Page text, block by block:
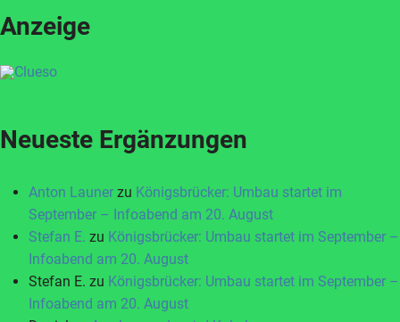
Anzeige
Neueste Ergänzungen
Anton Launer zu Königsbrücker: Umbau startet im
September – Infoabend am 20. August
Stefan E. zu Königsbrücker: Umbau startet im September –
Infoabend am 20. August
Stefan E. zu Königsbrücker: Umbau startet im September –
Infoabend am 20. August